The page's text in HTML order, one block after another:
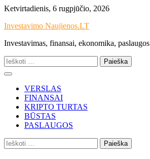
Skip
content
Ketvirtadienis, 6 rugpjūčio, 2026
Investavimo Naujienos.LT
Investavimas, finansai, ekonomika, paslaugos
Ieškoti:
VERSLAS
FINANSAI
KRIPTO TURTAS
BŪSTAS
PASLAUGOS
Ieškoti: